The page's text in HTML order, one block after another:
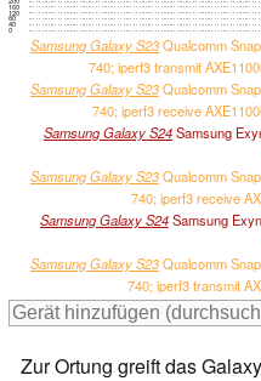
0
40
80
120
160
Samsung Galaxy S23Qualcomm
740; iperf3 transmit
Samsung Galaxy S23Qualcomm
740; iperf3 receive
Samsung Galaxy S24Samsung
Samsung Galaxy S23Qualcomm
740; iperf3 receive
Samsung Galaxy S24Samsung
Samsung Galaxy S23Qualcomm
740; iperf3 transmit
Zur Ortung greift das